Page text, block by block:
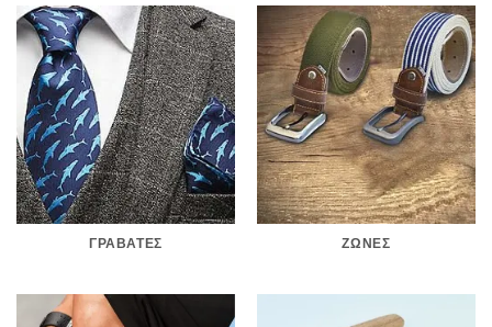
ΓΡΑΒΆΤΕΣ ΖΏΝΕΣ